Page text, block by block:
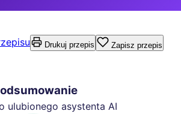
Drukuj przepis Zapisz przepis
ulubionego asystenta AI